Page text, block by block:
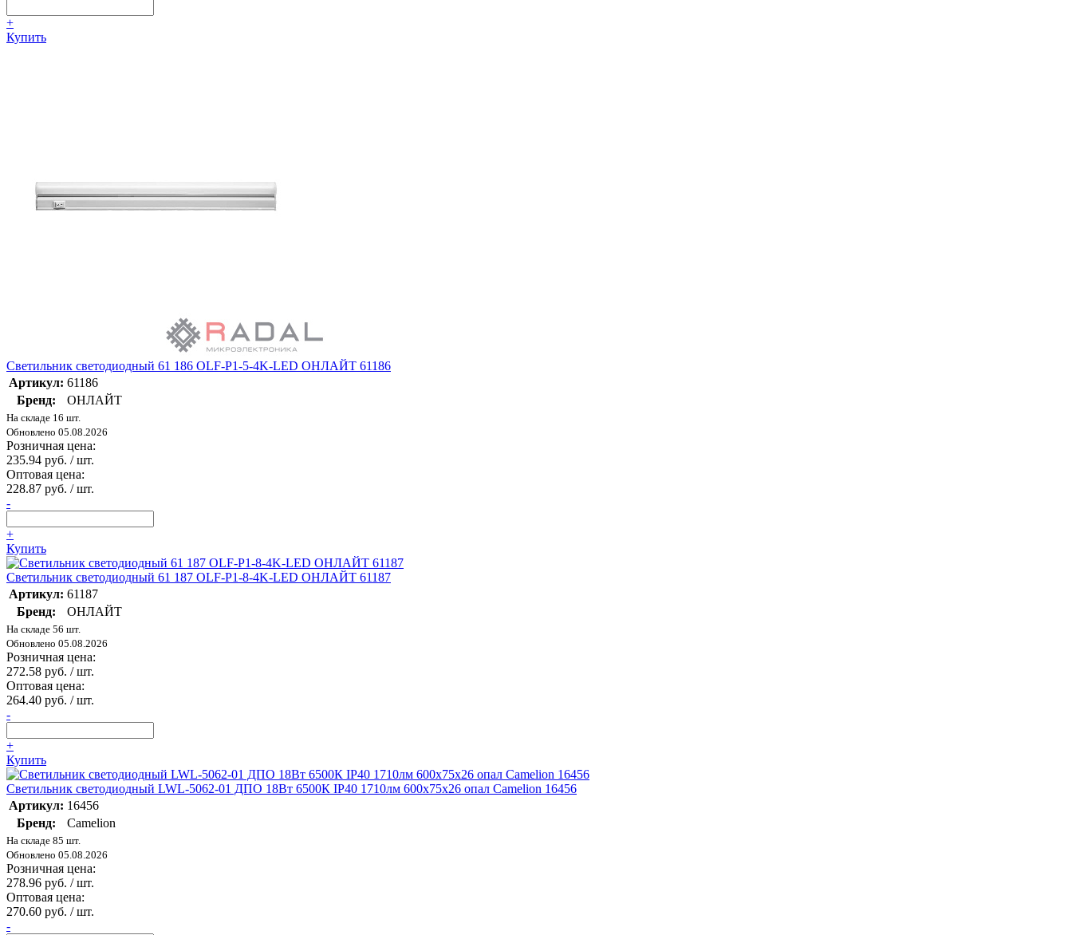
+
Купить
Светильник светодиодный 61 186 OLF-P1-5-4K-LED ОНЛАЙТ 61186
Артикул: 61186
Бренд:
ОНЛАЙТ
На складе 16 шт.
Обновлено 05.08.2026
Розничная цена:
235.94 руб. / шт.
Оптовая цена:
228.87 руб. / шт.
-
+
Купить
Светильник светодиодный 61 187 OLF-P1-8-4K-LED ОНЛАЙТ 61187
Артикул: 61187
Бренд:
ОНЛАЙТ
На складе 56 шт.
Обновлено 05.08.2026
Розничная цена:
272.58 руб. / шт.
Оптовая цена:
264.40 руб. / шт.
-
+
Купить
Светильник светодиодный LWL-5062-01 ДПО 18Вт 6500К IP40 1710лм 600х75х26 опал Camelion 16456
Артикул: 16456
Бренд:
Camelion
На складе 85 шт.
Обновлено 05.08.2026
Розничная цена:
278.96 руб. / шт.
Оптовая цена:
270.60 руб. / шт.
-